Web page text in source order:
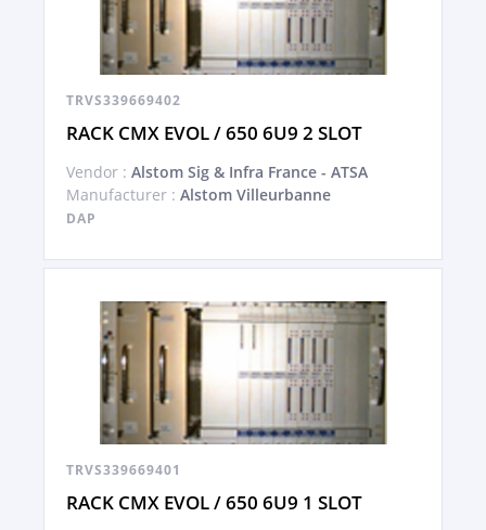
TRVS339669402
RACK CMX EVOL / 650 6U9 2 SLOT
Vendor : Alstom Sig & Infra France - ATSA
Manufacturer : Alstom Villeurbanne
DAP
TRVS339669401
RACK CMX EVOL / 650 6U9 1 SLOT